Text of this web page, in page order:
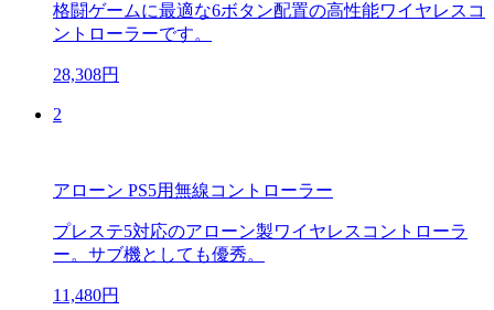
格闘ゲームに最適な6ボタン配置の高性能ワイヤレスコ
ントローラーです。
28,308円
2
アローン PS5用無線コントローラー
プレステ5対応のアローン製ワイヤレスコントローラ
ー。サブ機としても優秀。
11,480円